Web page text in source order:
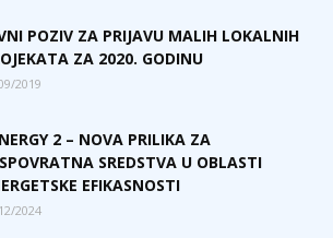
POZIV ZA PRIJAVU MALIH LOKALNIH
ZA 2020. GODINU
2019
2 – NOVA PRILIKA ZA
SREDSTVA U OBLASTI
EFIKASNOSTI
2024